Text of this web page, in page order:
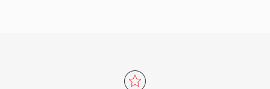
สภาพแวดล้อมเดสก์ท็อป Linux ส่วนใหญ่ ทำให้เป็น